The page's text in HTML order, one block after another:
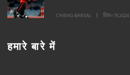
CHIRAG BANSAL दिस॰ 15 2024
हमारे बारे में